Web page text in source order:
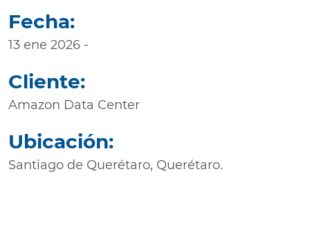
Fecha:
13 ene 2026 -
Cliente:
Amazon Data Center
Ubicación:
Santiago de Querétaro, Querétaro.